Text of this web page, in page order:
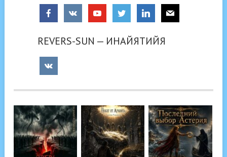
REVERS-SUN — ИНАЙЯТИЙЯ